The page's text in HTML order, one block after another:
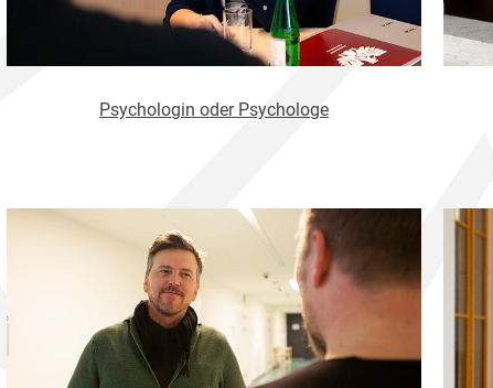
Psychologin oder Psychologe